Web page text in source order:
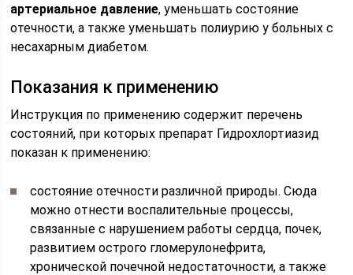
артериальное давление, уменьшать состояние
отечности, а также уменьшать полиурию у больных с
несахарным диабетом.
Показания к применению
Инструкция по применению содержит перечень
состояний, при которых препарат Гидрохлортиазид
показан к применению:
состояние отечности различной природы. Сюда
можно отнести воспалительные процессы,
связанные с нарушением работы сердца, почек,
развитием острого гломерулонефрита,
хронической почечной недостаточности, а также